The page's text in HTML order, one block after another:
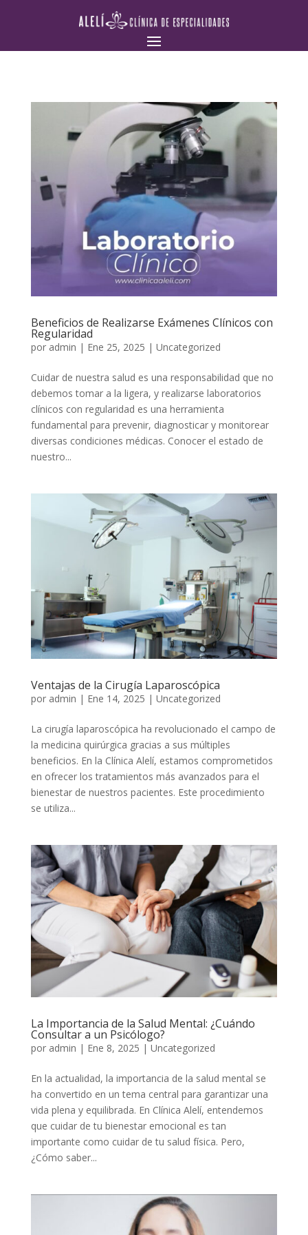
Beneficios de Realizarse Exámenes Clínicos con
Regularidad
por admin | Ene 25, 2025 | Uncategorized
Cuidar de nuestra salud es una responsabilidad que no
debemos tomar a la ligera, y realizarse laboratorios
clínicos con regularidad es una herramienta
fundamental para prevenir, diagnosticar y monitorear
diversas condiciones médicas. Conocer el estado de
nuestro...
Ventajas de la Cirugía Laparoscópica
por admin | Ene 14, 2025 | Uncategorized
La cirugía laparoscópica ha revolucionado el campo de
la medicina quirúrgica gracias a sus múltiples
beneficios. En la Clínica Alelí, estamos comprometidos
en ofrecer los tratamientos más avanzados para el
bienestar de nuestros pacientes. Este procedimiento
se utiliza...
La Importancia de la Salud Mental: ¿Cuándo
Consultar a un Psicólogo?
por admin | Ene 8, 2025 | Uncategorized
En la actualidad, la importancia de la salud mental se
ha convertido en un tema central para garantizar una
vida plena y equilibrada. En Clínica Alelí, entendemos
que cuidar de tu bienestar emocional es tan
importante como cuidar de tu salud física. Pero,
¿Cómo saber...